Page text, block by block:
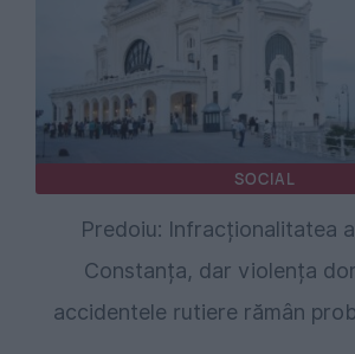
SOCIAL
Predoiu: Infracționalitatea
Constanța, dar violența
accidentele rutiere rămân